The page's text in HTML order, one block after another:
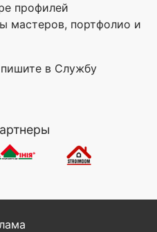
профилей
мастеров, портфолио и
в Службу